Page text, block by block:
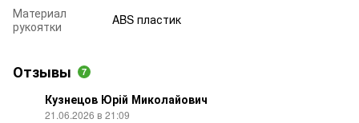
Материал
рукоятки
ABS пластик
Отзывы 7
Кузнецов Юрій Миколайович
21.06.2026 в 21:09